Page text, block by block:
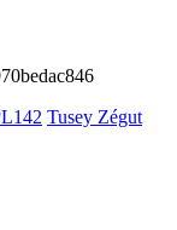
Tusey Zégut